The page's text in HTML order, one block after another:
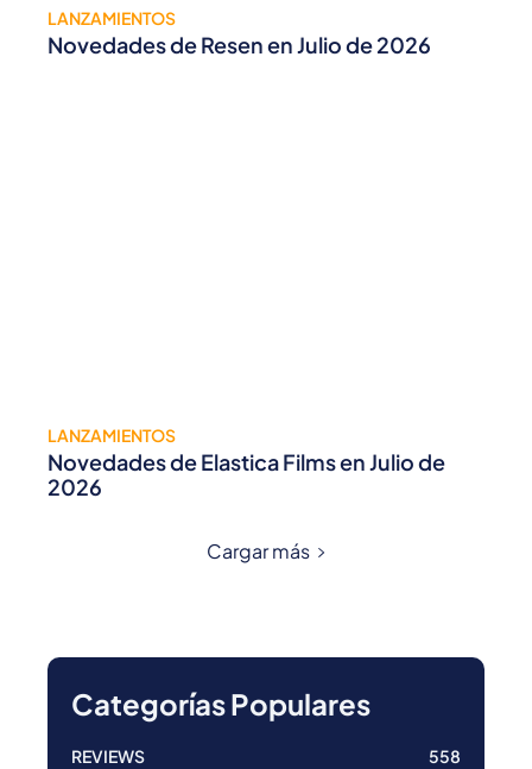
LANZAMIENTOS
Novedades de Resen en Julio de 2026
LANZAMIENTOS
Novedades de Elastica Films en Julio de
2026
Cargar más
Categorías Populares
REVIEWS 558